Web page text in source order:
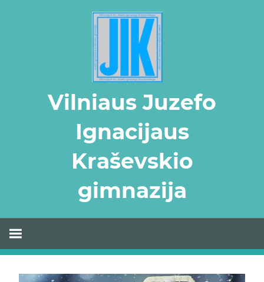
Vilniaus Juzefo
Ignacijaus
Kraševskio
gimnazija